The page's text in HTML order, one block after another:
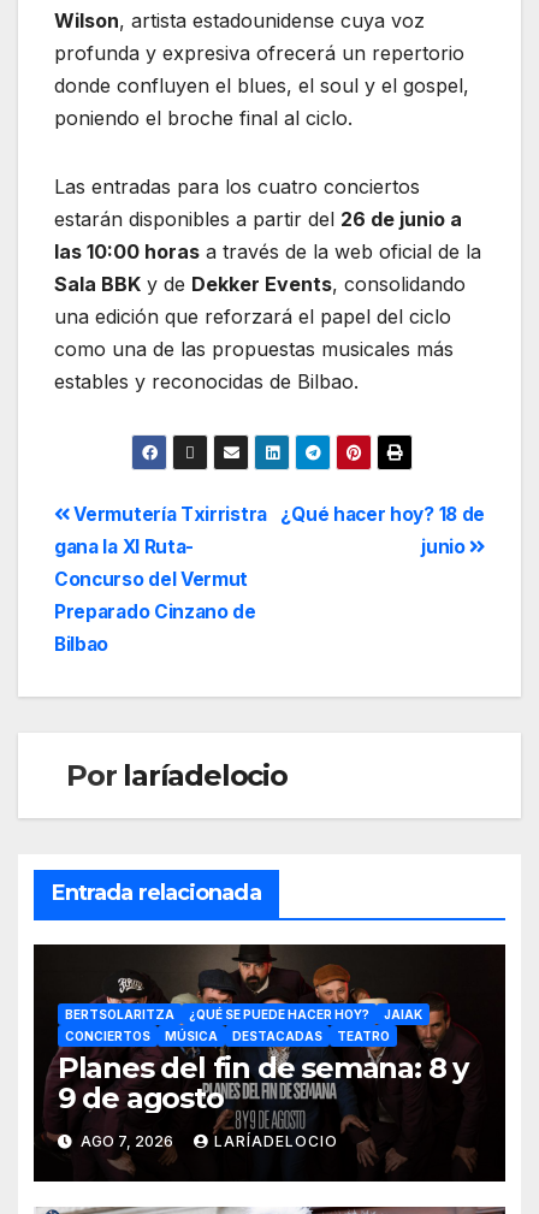
Wilson, artista estadounidense cuya voz
profunda y expresiva ofrecerá un repertorio
donde confluyen el blues, el soul y el gospel,
poniendo el broche final al ciclo.
Las entradas para los cuatro conciertos
estarán disponibles a partir del 26 de junio a
las 10:00 horas a través de la web oficial de la
Sala BBK y de Dekker Events, consolidando
una edición que reforzará el papel del ciclo
como una de las propuestas musicales más
estables y reconocidas de Bilbao.
¿Qué hacer hoy? 18 de
junio
Vermutería Txirristra
gana la XI Ruta-
Concurso del Vermut
Preparado Cinzano de
Bilbao
Por laríadelocio
Entrada relacionada
BERTSOLARITZA ¿QUÉ SE PUEDE HACER HOY?
JAIAK
CONCIERTOS
MÚSICA DESTACADAS TEATRO
Planes del fin de semana: 8 y
9 de agosto
AGO 7, 2026 LARÍADELOCIO